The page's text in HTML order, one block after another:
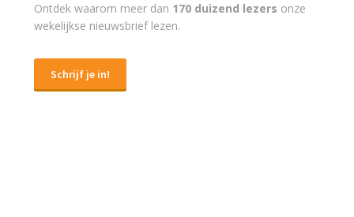
Ontdek waarom meer dan 170 duizend lezers onze
wekelijkse nieuwsbrief lezen.
Schrijf je in!